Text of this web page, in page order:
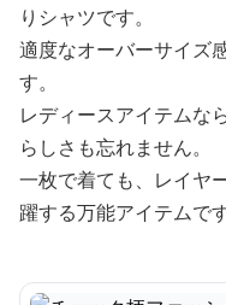
りシャツです。
適度なオーバーサイズ
す。
レディースアイテムな
らしさも忘れません。
一枚で着ても、レイヤ
躍する万能アイテムです